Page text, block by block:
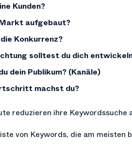
Kunden?
aufgebaut?
Konkurrenz?
solltest du dich
dein Publikum? (Kanäle)
machst du?
reduzieren ihre
von Keywords, die am